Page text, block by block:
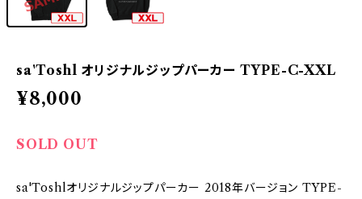
sa'Toshl オリジナルジップパーカー TYPE-C-XXL
¥8,000
SOLD OUT
sa'Toshlオリジナルジップパーカー 2018年バージョン TYPE-